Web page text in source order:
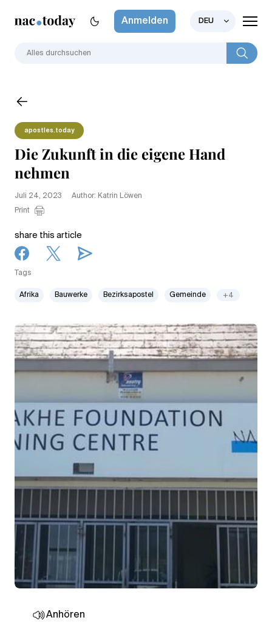
Anmelden DEU
apostles.today
Die Zukunft in die eigene Hand
nehmen
Juli 24, 2023
Author: Katrin Löwen
Print
share this article
Tags
Afrika Bauwerke Bezirksapostel Gemeinde +4
Anhören